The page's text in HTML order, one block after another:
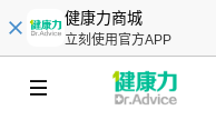
健康力商城
立刻使用官方APP